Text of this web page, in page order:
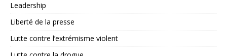
Leadership
Liberté de la presse
Lutte contre l’extrémisme violent